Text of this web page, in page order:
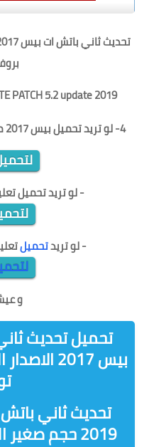
PATCH 5.2 update 2019
4- لو تريد
تحميل بيس 2017 مظغوطة برابط واحد من ميديافاير
- لو تريد تحميل
- لو تريدتحميل
و
تحميل تحديث
بيس 2017
2019 حجم